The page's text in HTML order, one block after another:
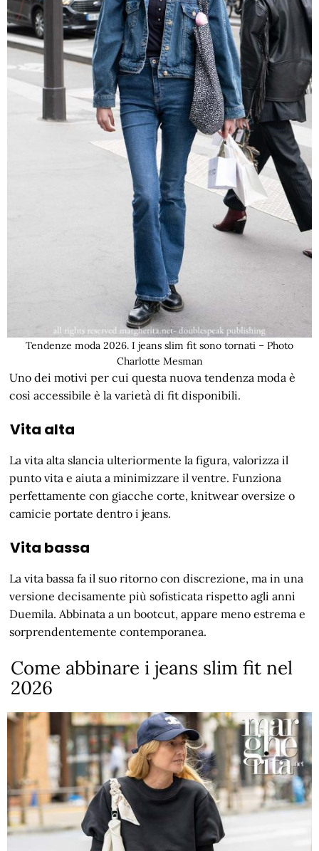
Tendenze moda 2026. I jeans slim fit sono tornati – Photo
Charlotte Mesman
Uno dei motivi per cui questa nuova tendenza moda è
così accessibile è la varietà di fit disponibili.
Vita alta
La vita alta slancia ulteriormente la figura, valorizza il
punto vita e aiuta a minimizzare il ventre. Funziona
perfettamente con giacche corte, knitwear oversize o
camicie portate dentro i jeans.
Vita bassa
La vita bassa fa il suo ritorno con discrezione, ma in una
versione decisamente più sofisticata rispetto agli anni
Duemila. Abbinata a un bootcut, appare meno estrema e
sorprendentemente contemporanea.
Come abbinare i jeans slim fit nel
2026